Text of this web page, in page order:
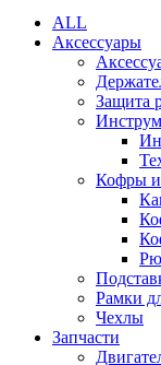
ALL
Аксессуары
Защита
Кофры
Рамки
Чехлы
Запчасти